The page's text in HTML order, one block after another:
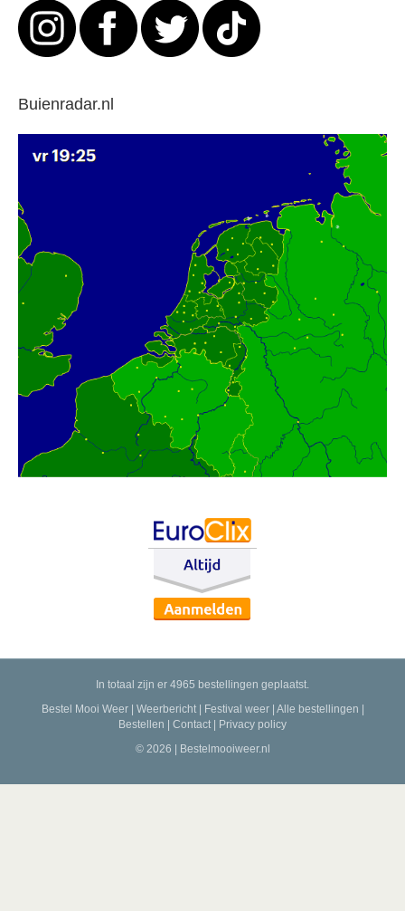
Buienradar.nl
In totaal zijn er 4965 bestellingen geplaatst.
Bestel Mooi Weer| Weerbericht| Festival weer| Alle bestellingen
Bestellen
Contact
Privacy policy
© 2026 | Bestelmooiweer.nl